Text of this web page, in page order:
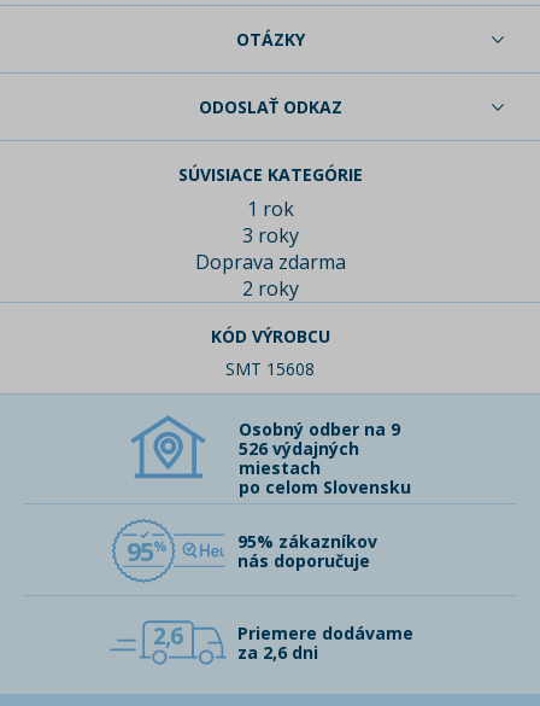
OTÁZKY
ODOSLAŤ ODKAZ
SÚVISIACE KATEGÓRIE
1 rok
3 roky
Doprava zdarma
2 roky
KÓD VÝROBCU
SMT 15608
Osobný odber na 9
526 výdajných
miestach
po celom Slovensku
95
95% zákazníkov
nás doporučuje
2,6
Priemere dodávame
za 2,6 dni